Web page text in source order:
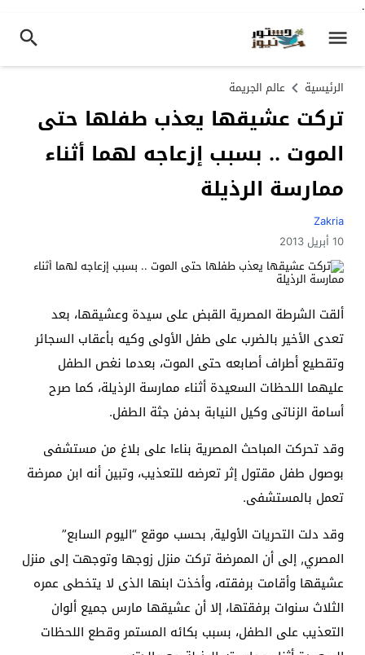
.
الرئيسية عالم الجريمة
تركت عشيقها يعذب طفلها حتى
الموت .. بسبب إزعاجه لهما أثناء
ممارسة الرذيلة
Zakria
10 أبريل 2013
ألقت الشرطة المصرية القبض على سيدة وعشيقها، بعد
تعدى الأخير بالضرب على طفل الأولى وكيه بأعقاب السجائر
وتقطيع أطراف أصابعه حتى الموت، بعدما نغص الطفل
عليهما اللحظات السعيدة أثناء ممارسة الرذيلة، كما صرح
أسامة الزناتى وكيل النيابة بدفن جثة الطفل.
وقد تحركت المباحث المصرية بناءا على بلاغ من مستشفى
بوصول طفل مقتول إثر تعرضه للتعذيب، وتبين أنه ابن ممرضة
تعمل بالمستشفى.
وقد دلت التحريات الأولية, بحسب موقع “اليوم السابع”
المصري, إلى أن الممرضة تركت منزل زوجها وتوجهت إلى منزل
عشيقها وأقامت برفقته، وأخذت ابنها الذى لا يتخطى عمره
الثلاث سنوات برفقتها، إلا أن عشيقها مارس جميع ألوان
التعذيب على الطفل، بسبب بكائه المستمر وقطع اللحظات